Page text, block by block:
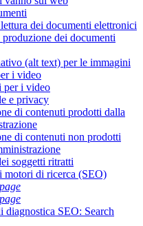
dei documenti elettronici
dei documenti
(alt text) per le immagini
i video
per i video
e privacy
di contenuti prodotti dalla
di contenuti non prodotti
soggetti ritratti
motori di ricerca (SEO)
diagnostica SEO: Search